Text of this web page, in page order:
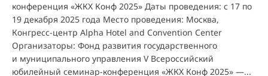
конференция «ЖКХ Конф 2025» Даты проведения: с 17 по
19 декабря 2025 года Место проведения: Москва,
Конгресс-центр Alpha Hotel and Convention Center
Организаторы: Фонд развития государственного
и муниципального управления V Всероссийский
юбилейный семинар-конференция «ЖКХ Конф 2025» —...